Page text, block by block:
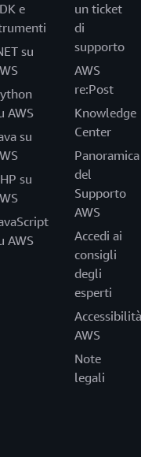
e
su
AWS
su
su
AWS
un ticket
di
supporto
AWS
re:Post
Knowledge
Center
Panoramica
del
Supporto
AWS
Accedi ai
consigli
degli
esperti
Accessibilità
AWS
Note
legali